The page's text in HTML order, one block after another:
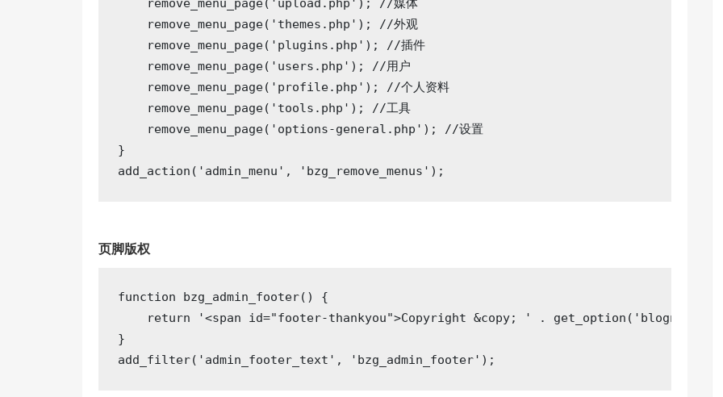
    remove_menu_page(
'upload.php' ); //媒体
    remove_menu_page(
'themes.php' ); //外观
    remove_menu_page(
'plugins.php' ); //插件
    remove_menu_page(
'users.php' ); //用户
    remove_menu_page(
'profile.php' ); //个人资料
    remove_menu_page(
'tools.php' ); //工具
    remove_menu_page(
'options-general.php' ); //设置
}
add_action( 'admin_menu' , 'bzg_remove_menus' );
页脚版权
function bzg_admin_footer()
{
return
'<span id="footer-thankyou">Copyright &copy; ' . get_option( 'blogname'
}
add_filter( 'admin_footer_text' , 'bzg_admin_footer' );